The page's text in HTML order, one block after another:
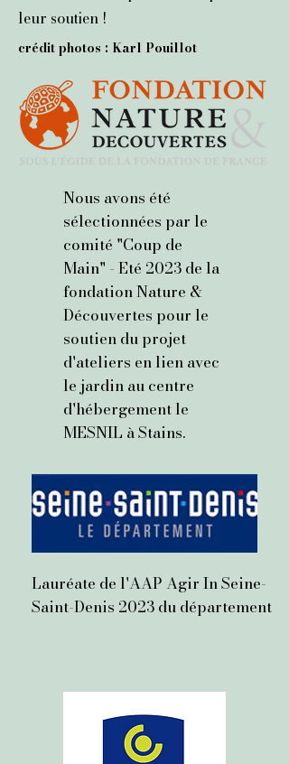
leur soutien !
crédit photos : Karl Pouillot
Nous avons été
sélectionnées par le
comité "Coup de
Main" - Eté 2023 de la
fondation Nature &
Découvertes pour le
soutien du projet
d'ateliers en lien avec
le jardin au centre
d'hébergement le
MESNIL à Stains.
Lauréate de l'AAP Agir In Seine-
Saint-Denis 2023 du département